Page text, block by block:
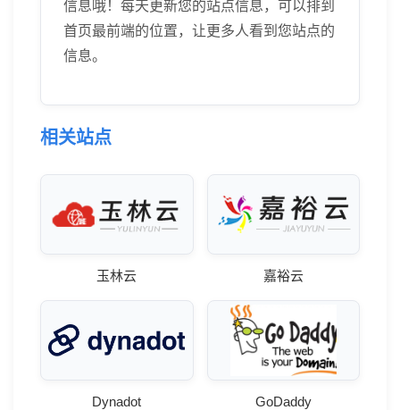
信息哦！每天更新您的站点信息，可以排到
首页最前端的位置，让更多人看到您站点的
信息。
相关站点
玉林云 嘉裕云
Dynadot GoDaddy